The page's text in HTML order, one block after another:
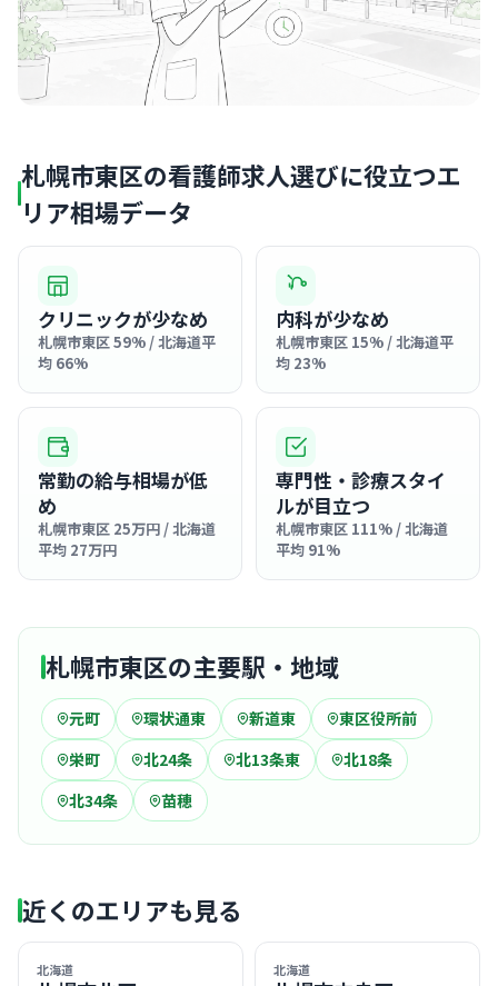
札幌市東区の看護師求人選びに役立つエ
リア相場データ
クリニックが少なめ
札幌市東区 59% / 北海道平
均 66%
内科が少なめ
札幌市東区 15% / 北海道平
均 23%
常勤の給与相場が低
め
札幌市東区 25万円 / 北海道
平均 27万円
専門性・診療スタイ
ルが目立つ
札幌市東区 111% / 北海道
平均 91%
札幌市東区の主要駅・地域
元町 環状通東 新道東
東区役所前
栄町
北24条 北13条東
北18条
北34条
苗穂
近くのエリアも見る
北海道 北海道